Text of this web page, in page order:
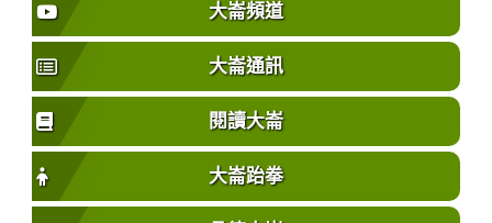
大崙頻道
大崙通訊
閱讀大崙
大崙跆拳